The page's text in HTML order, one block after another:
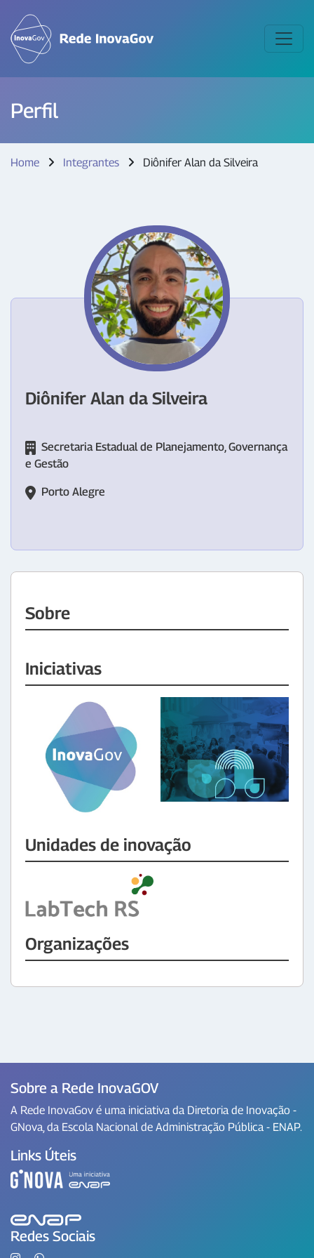
Perfil
Home Integrantes Diônifer Alan da Silveira
Diônifer Alan da Silveira
Secretaria Estadual de Planejamento, Governança
e Gestão
Porto Alegre
Sobre
Iniciativas
Unidades de inovação
Organizações
Sobre a Rede InovaGOV
A Rede InovaGov é uma iniciativa da Diretoria de Inovação -
GNova, da Escola Nacional de Administração Pública - ENAP.
Links Úteis
Redes Sociais